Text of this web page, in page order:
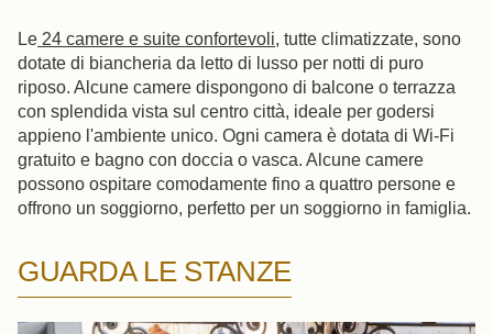
Le 24 camere e suite confortevoli, tutte climatizzate, sono
dotate di biancheria da letto di lusso per notti di puro
riposo. Alcune camere dispongono di balcone o terrazza
con splendida vista sul centro città, ideale per godersi
appieno l'ambiente unico. Ogni camera è dotata di Wi-Fi
gratuito e bagno con doccia o vasca. Alcune camere
possono ospitare comodamente fino a quattro persone e
offrono un soggiorno, perfetto per un soggiorno in famiglia.
GUARDA LE STANZE